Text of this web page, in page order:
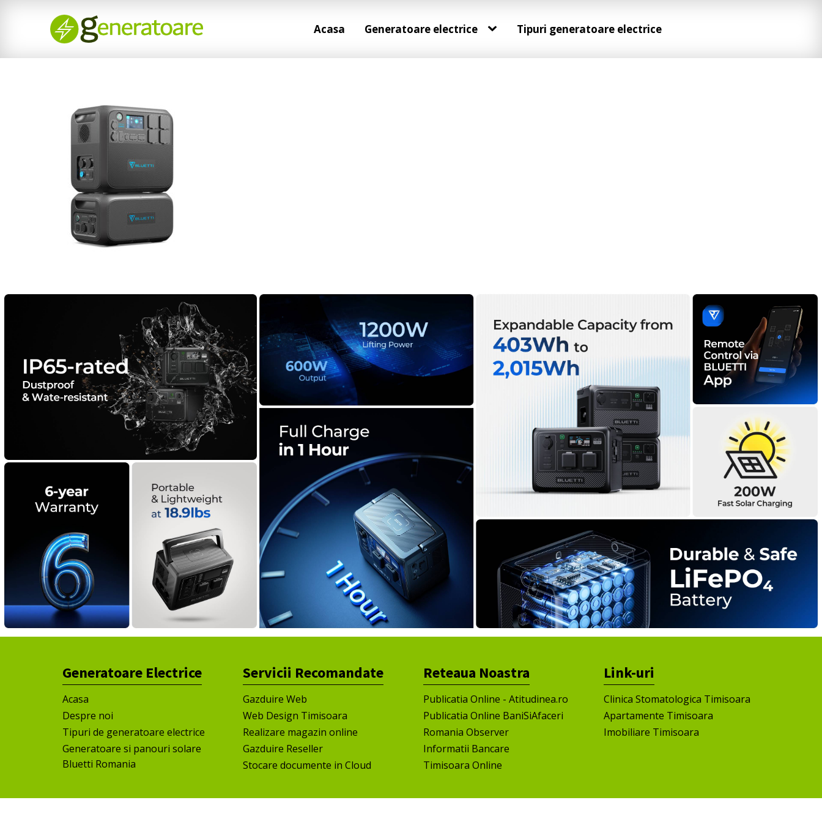
Acasa Generatoare electrice Tipuri generatoare electrice
Generatoare Electrice
Acasa
Despre noi
Tipuri de generatoare electrice
Generatoare si panouri solare
Bluetti Romania
Servicii Recomandate
Gazduire Web
Web Design Timisoara
Realizare magazin online
Gazduire Reseller
Stocare documente in Cloud
Reteaua Noastra
Publicatia Online - Atitudinea.ro
Publicatia Online BaniSiAfaceri
Romania Observer
Informatii Bancare
Timisoara Online
Link-uri
Clinica Stomatologica Timisoara
Apartamente Timisoara
Imobiliare Timisoara